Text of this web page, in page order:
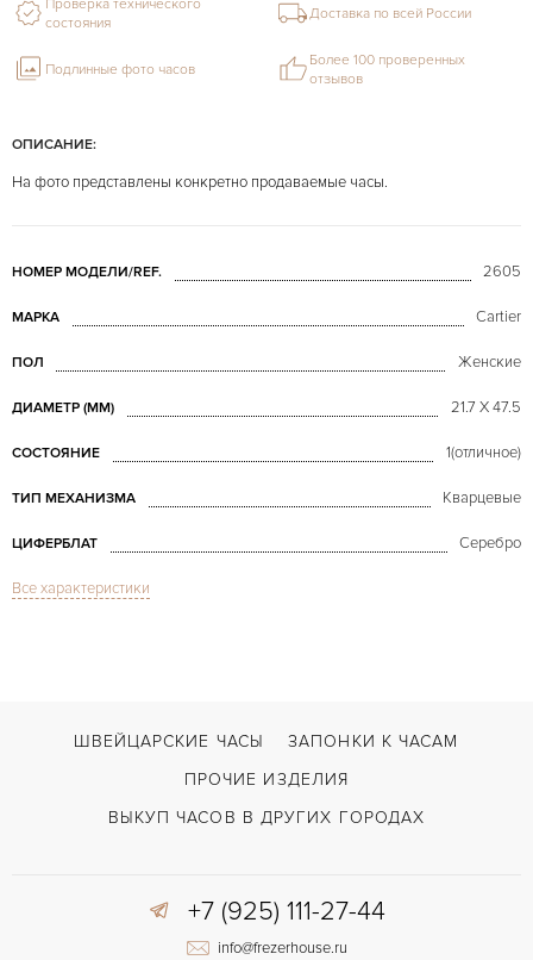
ОПИСАНИЕ:
На фото представлены конкретно продаваемые часы.
НОМЕР МОДЕЛИ/REF. 2605
МАРКА Cartier
ПОЛ Женские
ДИАМЕТР (MM) 21.7 X 47.5
СОСТОЯНИЕ 1(отличное)
ТИП МЕХАНИЗМА Кварцевые
ЦИФЕРБЛАТ Серебро
СТЕКЛО
Застежка с помощью шипа
Все характеристики
Проверка технического
состояния
Доставка по всей России
Подлинные фото часов
Более 100 проверенных
отзывов
ШВЕЙЦАРСКИЕ ЧАСЫ
ЗАПОНКИ К ЧАСАМ
ПРОЧИЕ ИЗДЕЛИЯ
ВЫКУП ЧАСОВ В ДРУГИХ ГОРОДАХ
+7 (925) 111-27-44
info@frezerhouse.ru